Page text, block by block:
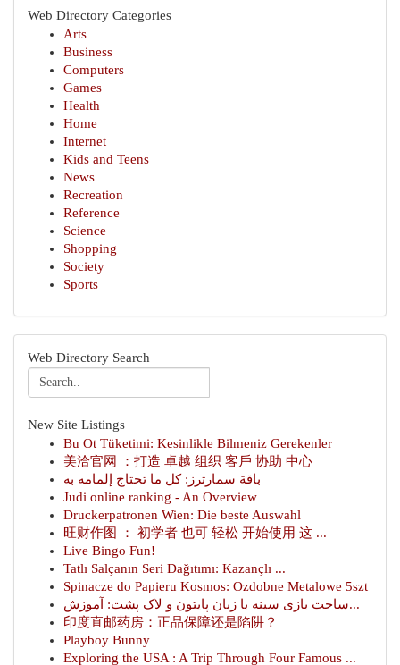
Web Directory Categories
Arts
Business
Computers
Games
Health
Home
Internet
Kids and Teens
News
Recreation
Reference
Science
Shopping
Society
Sports
Web Directory Search
New Site Listings
Bu Ot Tüketimi: Kesinlikle Bilmeniz Gerekenler
美洽官网 ：打造 卓越 组织 客戶 协助 中心
باقة سمارترز: كل ما تحتاج إلمامه به
Judi online ranking - An Overview
Druckerpatronen Wien: Die beste Auswahl
旺财作图 ： 初学者 也可 轻松 开始使用 这 ...
Live Bingo Fun!
Tatlı Salçanın Seri Dağıtımı: Kazançlı ...
Spinacze do Papieru Kosmos: Ozdobne Metalowe 5szt
ساخت بازی سینه با زبان پایتون و لاک پشت: آموزش...
印度直邮药房：正品保障还是陷阱？
Playboy Bunny
Exploring the USA : A Trip Through Four Famous ...